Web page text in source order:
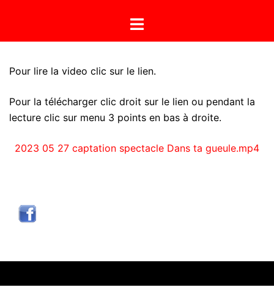
contenu
Ouvrir/fermer
Pour lire la video clic sur le lien.
Pour la télécharger clic droit sur le lien ou pendant la
lecture clic sur menu 3 points en bas à droite.
2023 05 27 captation spectacle Dans ta gueule.mp4